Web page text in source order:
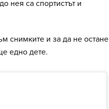
нея са спортистът и
снимките и за да не остане
едно дете.